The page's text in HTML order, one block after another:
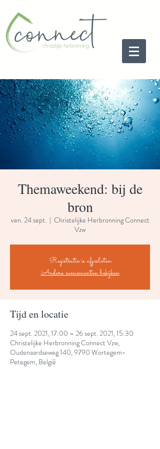
Themaweekend: bij de
bron
ven. 24 sept.
  |
Christelijke Herbronning Connect
Vzw
Registratie is afgesloten
Andere evenementen bekijken
Tijd en locatie
24 sept. 2021, 17:00 – 26 sept. 2021, 15:30
Christelijke Herbronning Connect Vzw,
Oudenaardseweg 140, 9790 Wortegem-
Petegem, België